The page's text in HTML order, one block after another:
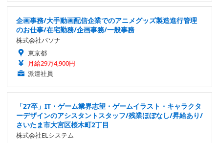
企画事務/大手動画配信企業でのアニメグッズ製造進行管理
のお仕事/在宅勤務/企画事務/一般事務
株式会社パソナ
東京都
月給29万4,900円
派遣社員
「27卒」IT・ゲーム業界志望・ゲームイラスト・キャラクタ
ーデザインのアシスタントスタッフ/残業ほぼなし/昇給あり/
さいたま市大宮区桜木町2丁目
株式会社ELシステム